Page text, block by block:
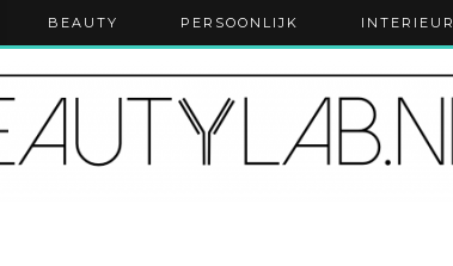
BEAUTY PERSOONLIJK INTERIEUR